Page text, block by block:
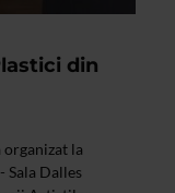
din
la
Sala Dalles